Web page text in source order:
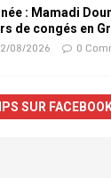
: Mamadi
de congés en
08/2026 0
SUR